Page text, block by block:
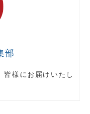
部
様にお届けいたし